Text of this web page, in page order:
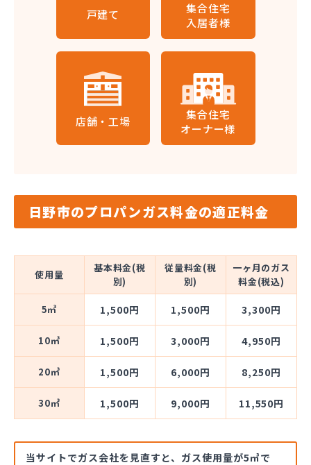
戸建て
集合住宅
入居者様
店舗・工場
集合住宅
オーナー様
日野市のプロパンガス料金の適正料金
使用量
基本料金(税
別)
従量料金(税
別)
一ヶ月のガス
料金(税込)
5㎥ 1,500円 1,500円 3,300円
10㎥ 1,500円 3,000円 4,950円
20㎥ 1,500円 6,000円 8,250円
30㎥ 1,500円 9,000円 11,550円
当サイトでガス会社を見直すと、ガス使用量が5㎥で